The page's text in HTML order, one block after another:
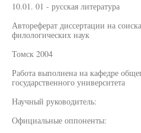
10.01. 01 - русская литература
Автореферат диссертации на
филологических наук
Томск 2004
Работа выполнена на кафедре
государственного университета
Научный руководитель:
Официальные оппоненты: